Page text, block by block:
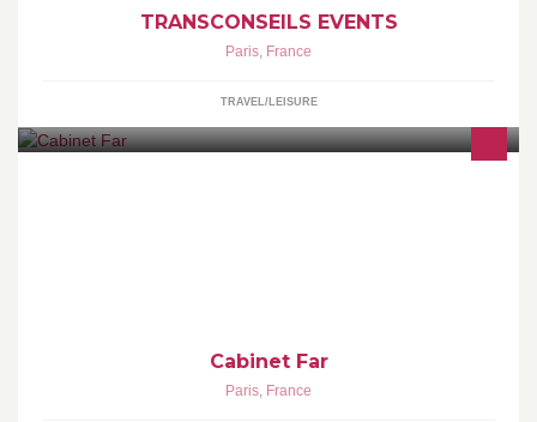
TRANSCONSEILS EVENTS
Paris, France
TRAVEL/LEISURE
Cabinet Far
Paris, France